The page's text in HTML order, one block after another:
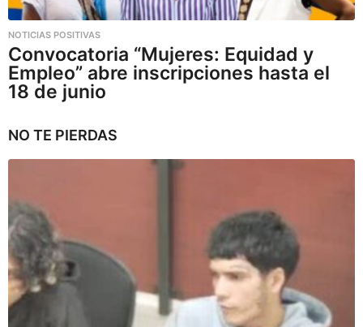
NOTICIAS POSITIVAS
Convocatoria “Mujeres: Equidad y
Empleo” abre inscripciones hasta el
18 de junio
NO TE PIERDAS